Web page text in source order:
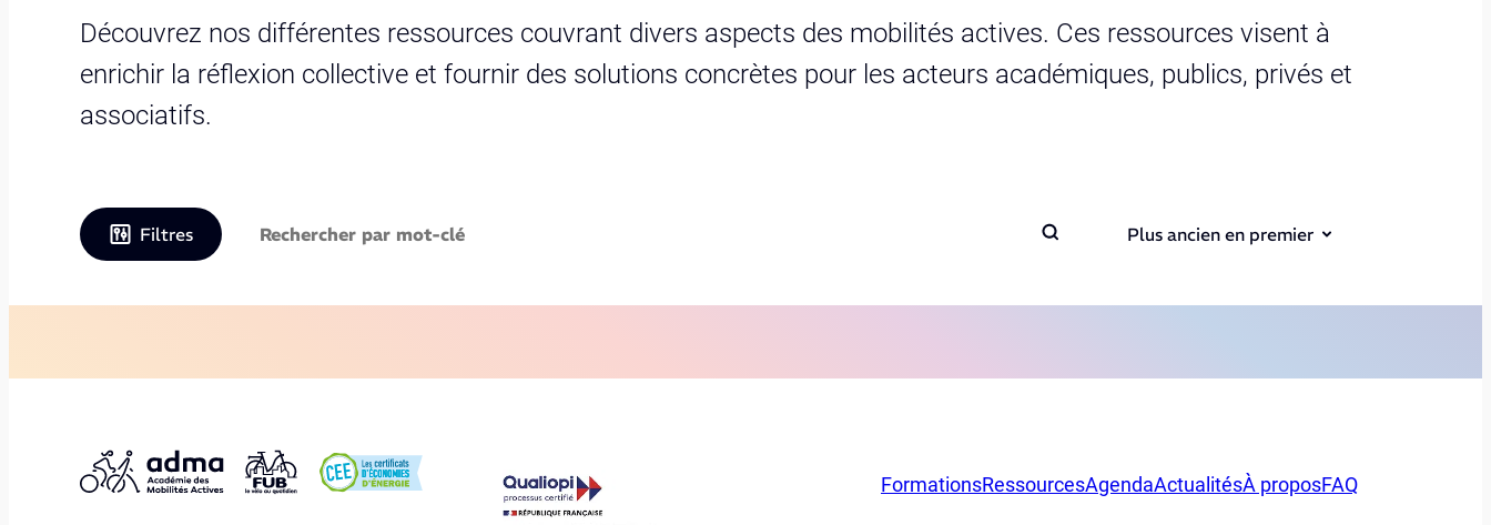
Découvrez nos différentes ressources couvrant divers aspects des mobilités actives. Ces ressources visent à
enrichir la réflexion collective et fournir des solutions concrètes pour les acteurs académiques, publics, privés et
associatifs.
Filtres Plus ancien en premier
FormationsRessourcesAgendaActualitésÀ proposFAQ